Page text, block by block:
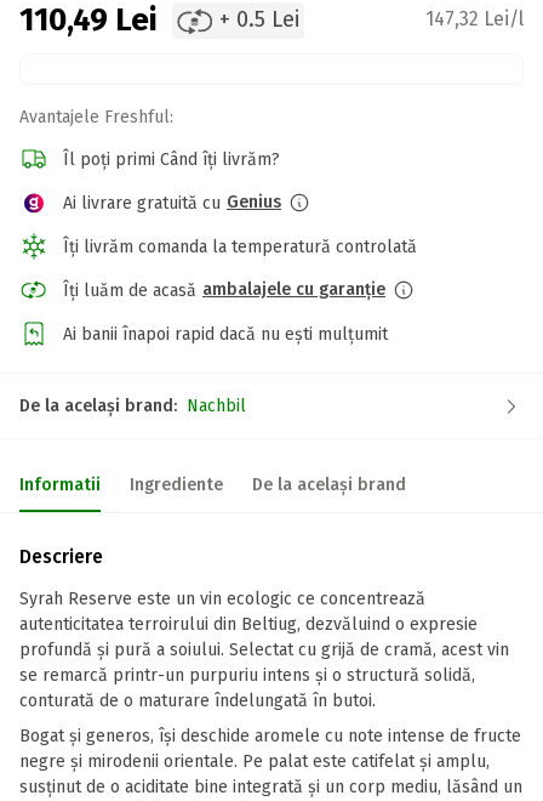
110,49 Lei + 0.5 Lei 147,32 Lei/l
Avantajele Freshful:
Îl poți primi Când îți livrăm?
Ai livrare gratuită cu Genius
Îți livrăm comanda la temperatură controlată
Îți luăm de acasă ambalajele cu garanție
Ai banii înapoi rapid dacă nu ești mulțumit
De la același brand: Nachbil
Informatii Ingrediente De la același brand
Descriere
Syrah Reserve este un vin ecologic ce concentrează
autenticitatea terroirului din Beltiug, dezvăluind o expresie
profundă și pură a soiului. Selectat cu grijă de cramă, acest vin
se remarcă printr-un purpuriu intens și o structură solidă,
conturată de o maturare îndelungată în butoi.
Bogat și generos, își deschide aromele cu note intense de fructe
negre și mirodenii orientale. Pe palat este catifelat și amplu,
susținut de o aciditate bine integrată și un corp mediu, lăsând un